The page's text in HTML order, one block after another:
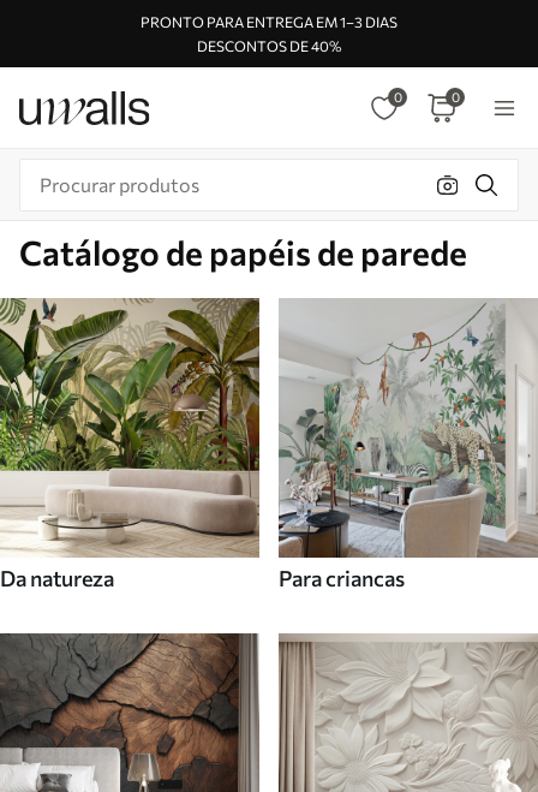
PRONTO PARA ENTREGA EM 1–3 DIAS
DESCONTOS DE 40%
0 0
Catálogo de papéis de parede
Da natureza Para criancas